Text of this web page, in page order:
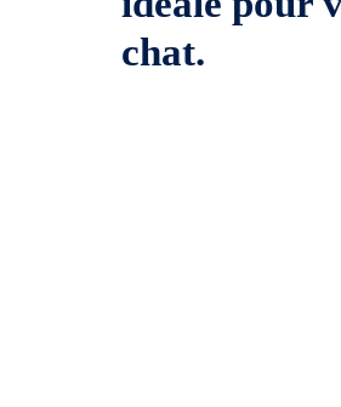
chat.